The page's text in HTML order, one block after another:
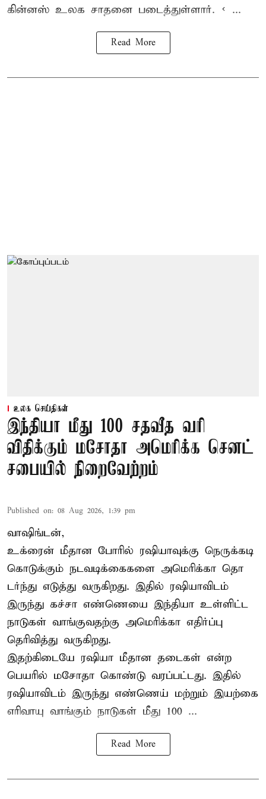
கின்னஸ் உலக சாதனை படைத்துள்ளார். < ...
Read More
உலக செய்திகள்
இந்தியா மீது 100 சதவீத வரி
விதிக்கும் மசோதா அமெரிக்க செனட்
சபையில் நிறைவேற்றம்
Published on: 08 Aug 2026, 1:39 pm
வாஷிங்டன்,
உக்ரைன் மீதான போரில் ரஷியாவுக்கு நெருக்கடி
கொடுக்கும் நடவடிக்கைகளை அமெரிக்கா தொ
டர்ந்து எடுத்து வருகிறது. இதில் ரஷியாவிடம்
இருந்து கச்சா எண்ணெயை இந்தியா உள்ளிட்ட
நாடுகள் வாங்குவதற்கு அமெரிக்கா எதிர்ப்பு
தெரிவித்து வருகிறது.
இதற்கிடையே ரஷியா மீதான தடைகள் என்ற
பெயரில் மசோதா கொண்டு வரப்பட்டது. இதில்
ரஷியாவிடம் இருந்து எண்ணெய் மற்றும் இயற்கை
எரிவாயு வாங்கும் நாடுகள் மீது 100 ...
Read More